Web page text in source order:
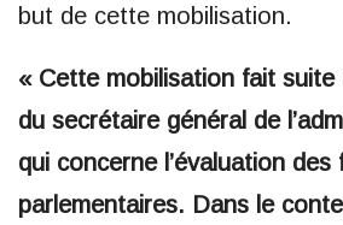
but de cette mobilisation.
« Cette mobilisation fait suite
du secrétaire général de
qui concerne l’évaluation
parlementaires. Dans le